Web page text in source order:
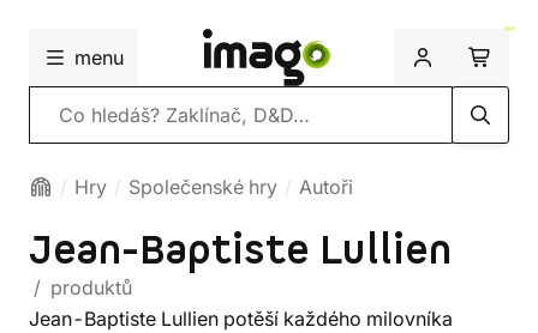
menu
Vyhledávání
Hry Společenské hry Autoři
Jean-Baptiste Lullien
/ produktů
Jean-Baptiste Lullien potěší každého milovníka